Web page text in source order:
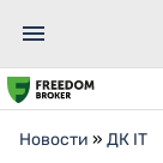
Новости » ДК IT